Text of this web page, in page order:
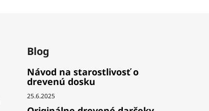
Blog
Návod na starostlivosť o
drevenú dosku
25.6.2025